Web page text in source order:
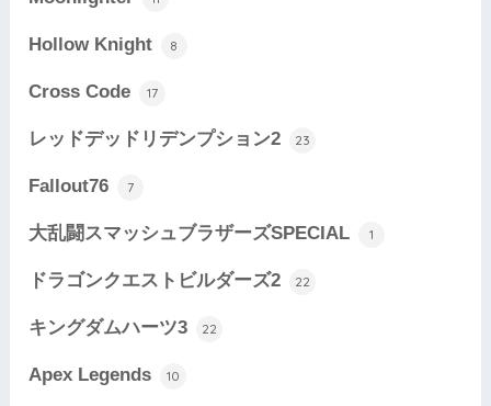
Hollow Knight 8
Cross Code 17
レッドデッドリデンプション2 23
Fallout76 7
大乱闘スマッシュブラザーズSPECIAL 1
ドラゴンクエストビルダーズ2 22
キングダムハーツ3 22
Apex Legends 10